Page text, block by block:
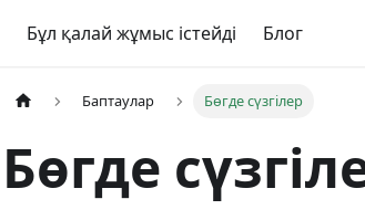
Бұл қалай жұмыс істейді Блог
Баптаулар Бөгде сүзгілер
Бөгде